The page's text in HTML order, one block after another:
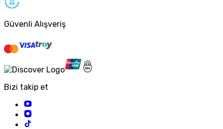
Güvenli Alışveriş
Bizi takip et